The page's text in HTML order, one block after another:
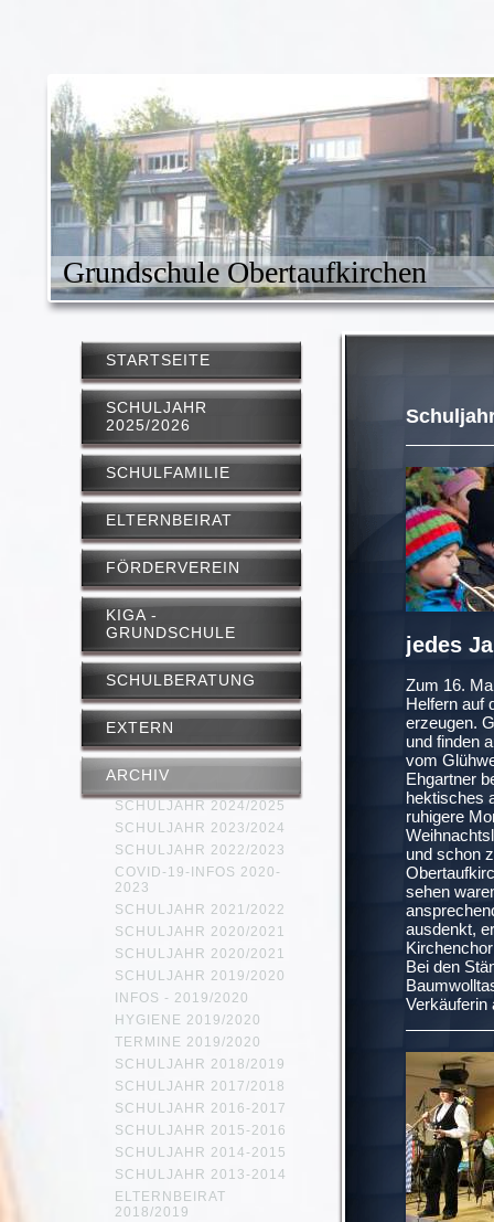
Grundschule Obertaufkirchen
jedes
Zum 16.
Helfern auf
erzeugen.
und finden
vom
Ehgartner
hektisches
ruhigere
und schon
sehen
ausdenkt,
Bei den
Verkäuferin
STARTSEITE
SCHULJAHR
2025/2026
SCHULFAMILIE
ELTERNBEIRAT
FÖRDERVEREIN
KIGA -
GRUNDSCHULE
SCHULBERATUNG
EXTERN
ARCHIV
SCHULJAHR 2024/2025
SCHULJAHR 2023/2024
SCHULJAHR 2022/2023
COVID-19-INFOS 2020-
2023
SCHULJAHR 2021/2022
SCHULJAHR 2020/2021
SCHULJAHR 2020/2021
SCHULJAHR 2019/2020
INFOS - 2019/2020
HYGIENE 2019/2020
TERMINE 2019/2020
SCHULJAHR 2018/2019
SCHULJAHR 2017/2018
SCHULJAHR 2016-2017
SCHULJAHR 2015-2016
SCHULJAHR 2014-2015
SCHULJAHR 2013-2014
ELTERNBEIRAT
2018/2019